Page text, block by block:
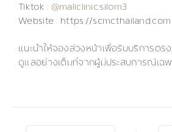
Tiktok : @maliclinic.silom3
Website : https://scmcthailand.com
แนะนำให้จองล่วงหน้าเพื่อรับบริการตรง
ดูแลอย่างเต็มที่จากผู้มีประสบการณ์เฉพ